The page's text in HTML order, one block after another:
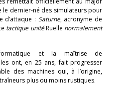
le dernier-né des simulateurs pour
d’attaque : Saturne, acronyme de
tactique unitéRuelle normalement
et la maîtrise de
ont, en 25 ans, fait progresser
des machines qui, à l’origine,
plus ou moins rustiques.